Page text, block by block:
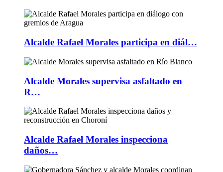
Alcalde Rafael Morales participa en diál…
Alcalde Morales supervisa asfaltado en
R…
Alcalde Rafael Morales inspecciona
daños…